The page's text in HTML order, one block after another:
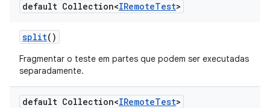
default Collection<IRemoteTest>
split()
Fragmentar o teste em partes que podem ser executadas
separadamente.
default Collection<IRemoteTest>